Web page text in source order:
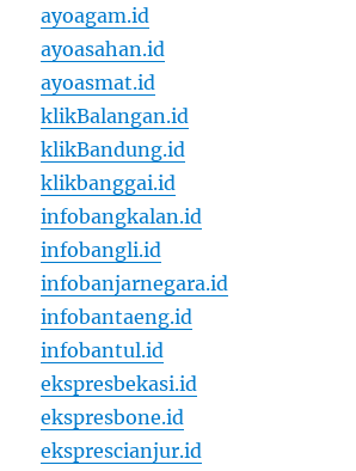
ayoagam.id
ayoasahan.id
ayoasmat.id
klikBalangan.id
klikBandung.id
klikbanggai.id
infobangkalan.id
infobangli.id
infobanjarnegara.id
infobantaeng.id
infobantul.id
ekspresbekasi.id
ekspresbone.id
eksprescianjur.id